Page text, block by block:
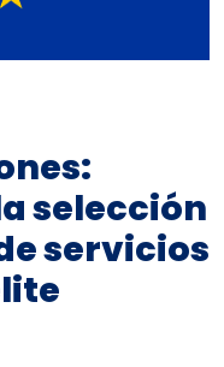
selección
servicios